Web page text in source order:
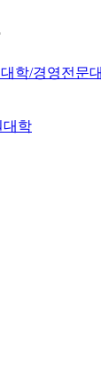
학/경영전문
대학